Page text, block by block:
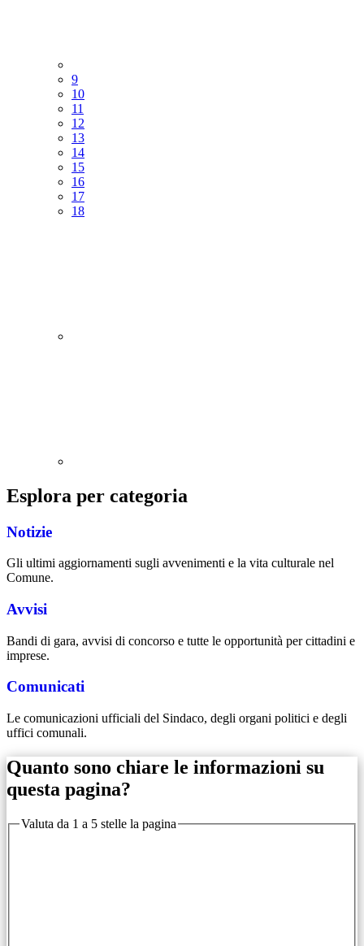
9
10
11
12
13
14
15
16
17
18
Esplora per categoria
Notizie
Gli ultimi aggiornamenti sugli avvenimenti e la vita culturale nel
Comune.
Avvisi
Bandi di gara, avvisi di concorso e tutte le opportunità per cittadini e
imprese.
Comunicati
Le comunicazioni ufficiali del Sindaco, degli organi politici e degli
uffici comunali.
Quanto sono chiare le informazioni su
questa pagina?
Valuta da 1 a 5 stelle la pagina